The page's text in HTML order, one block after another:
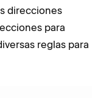
direcciones
para
reglas para